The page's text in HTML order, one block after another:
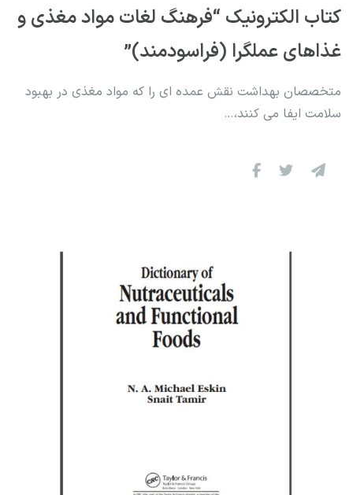
کتاب الکترونیک “فرهنگ لغات مواد مغذی و
غذاهای عملگرا (فراسودمند)”
متخصصان بهداشت نقش عمده ای را که مواد مغذی در بهبود
سلامت ایفا می کنند،…